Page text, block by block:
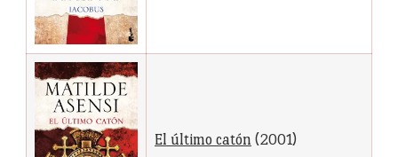
El último catón (2001)